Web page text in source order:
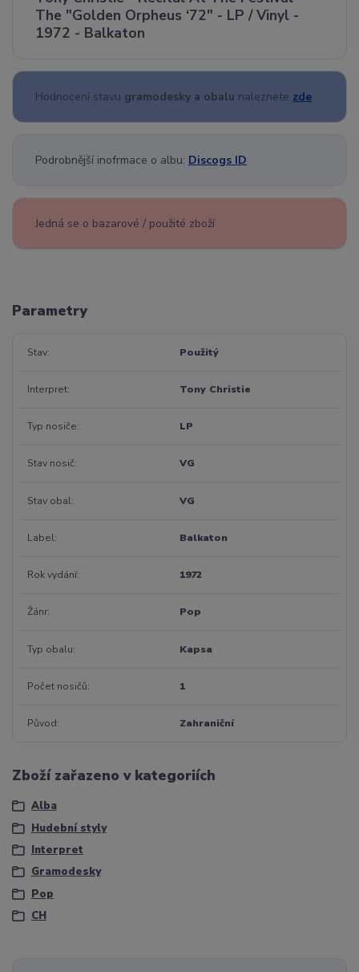
The "Golden Orpheus ‘72" - LP / Vinyl -
1972 - Balkaton
Hodnocení stavu gramodesky a obalu naleznete zde
Podrobnější inofrmace o albu: Discogs ID
Jedná se o bazarové / použité zboží
Parametry
Stav Použitý
Interpret Tony Christie
Typ nosiče LP
Stav nosič VG
Stav obal VG
Label Balkaton
Rok vydání 1972
Žánr Pop
Typ obalu Kapsa
Počet nosičů 1
Původ Zahraniční
Zboží zařazeno v kategoriích
Alba
Hudební styly
Interpret
Gramodesky
Pop
CH